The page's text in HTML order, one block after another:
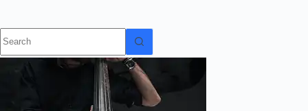
results